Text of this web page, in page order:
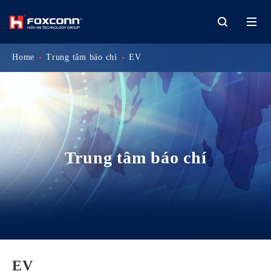
Trung tâm báo chí
Home Trung tâm báo chí EV
EV